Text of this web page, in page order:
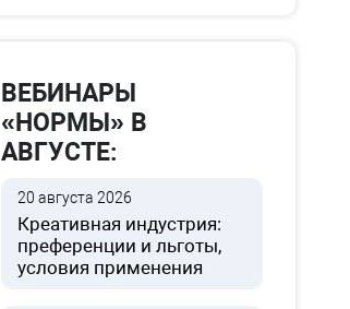
ВЕБИНАРЫ
«НОРМЫ» В
АВГУСТЕ:
20 августа 2026
Креативная индустрия:
преференции и льготы,
условия применения